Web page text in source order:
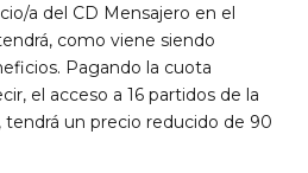
a del CD Mensajero en el
como viene siendo
Pagando la cuota
el acceso a 16 partidos de la
tendrá un precio reducido de 90